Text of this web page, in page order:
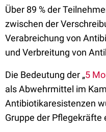
Über 89 % der
zwischen der
Verabreichung von
und Verbreitung von
Die Bedeutung der „5
als Abwehrmittel im
Antibiotikaresistenzen
Gruppe der Pflegekräfte